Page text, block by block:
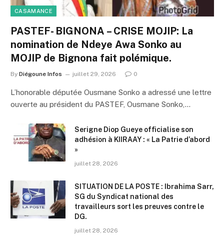
CASAMANCE
PASTEF- BIGNONA – CRISE MOJIP: La
nomination de Ndeye Awa Sonko au
MOJIP de Bignona fait polémique.
By Diégoune Infos juillet 29, 2026 0
L’honorable députée Ousmane Sonko a adressé une lettre
ouverte au président du PASTEF, Ousmane Sonko,…
Serigne Diop Gueye officialise son
adhésion à KIIRAAY : « La Patrie d’abord
»
juillet 28, 2026
SITUATION DE LA POSTE : Ibrahima Sarr,
SG du Syndicat national des
travailleurs sort les preuves contre le
DG.
juillet 28, 2026